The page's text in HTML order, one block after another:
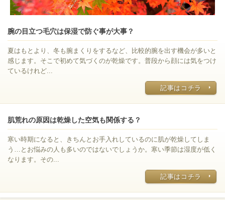
腕の目立つ毛穴は保湿で防ぐ事が大事？
夏はもとより、冬も腕まくりをするなど、比較的腕を出す機会が多いと
感じます。そこで初めて気づくのが乾燥です。普段から顔には気をつけ
ているけれど...
記事はコチラ
肌荒れの原因は乾燥した空気も関係する？
寒い時期になると、きちんとお手入れしているのに肌が乾燥してしま
う…とお悩みの人も多いのではないでしょうか。寒い季節は湿度が低く
なります。その...
記事はコチラ